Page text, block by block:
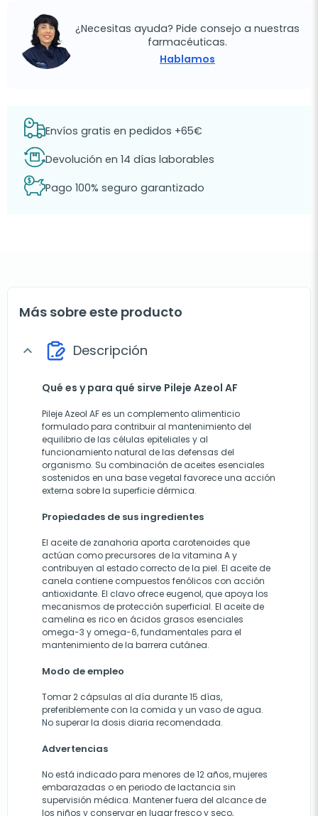
¿Necesitas ayuda? Pide consejo a nuestras
farmacéuticas.
Hablamos
Envíos gratis en pedidos +65€
Devolución en 14 días laborables
Pago 100% seguro garantizado
Más sobre este producto
expand_more Descripción
Qué es y para qué sirve Pileje Azeol AF
Pileje Azeol AF es un complemento alimenticio
formulado para contribuir al mantenimiento del
equilibrio de las células epiteliales y al
funcionamiento natural de las defensas del
organismo. Su combinación de aceites esenciales
sostenidos en una base vegetal favorece una acción
externa sobre la superficie dérmica.
Propiedades de sus ingredientes
El aceite de zanahoria aporta carotenoides que
actúan como precursores de la vitamina A y
contribuyen al estado correcto de la piel. El aceite de
canela contiene compuestos fenólicos con acción
antioxidante. El clavo ofrece eugenol, que apoya los
mecanismos de protección superficial. El aceite de
camelina es rico en ácidos grasos esenciales
omega-3 y omega-6, fundamentales para el
mantenimiento de la barrera cutánea.
Modo de empleo
Tomar 2 cápsulas al día durante 15 días,
preferiblemente con la comida y un vaso de agua.
No superar la dosis diaria recomendada.
Advertencias
No está indicado para menores de 12 años, mujeres
embarazadas o en periodo de lactancia sin
supervisión médica. Mantener fuera del alcance de
los niños y conservar en lugar fresco y seco,